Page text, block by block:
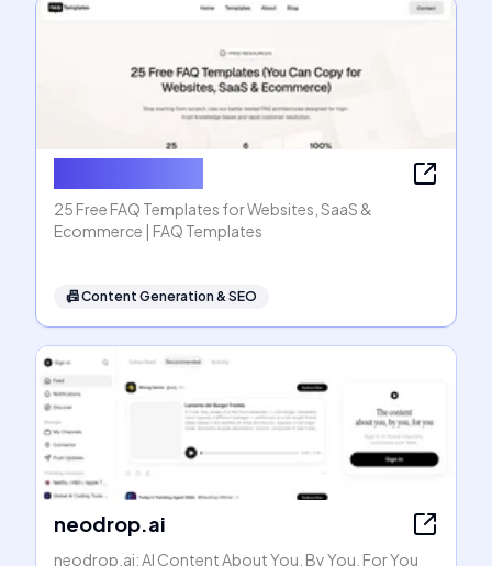
25 Free FAQ Templates for Websites, SaaS &
Ecommerce | FAQ Templates
📠Content Generation & SEO
neodrop.ai
neodrop.ai: AI Content About You, By You, For You